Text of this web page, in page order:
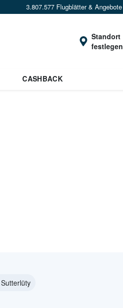
3.807.577 Flugblätter & Angebote
Standort
festlegen
CASHBACK